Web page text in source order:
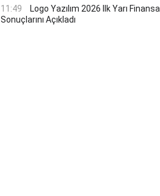
11:49
Logo Yazılım 2026 Ilk Yarı Finansal
Sonuçlarını Açıkladı